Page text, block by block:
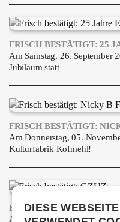
FRISCH BESTÄTIGT: 25
Am Samstag, 26. September
Jubiläum statt
FRISCH BESTÄTIGT:
Am Donnerstag, 05.
Kulturfabrik Kofmehl!
FRISCH BESTÄTIGT: GZUZ
Am Donnerstag, 29.
DIESE WEBSEITE